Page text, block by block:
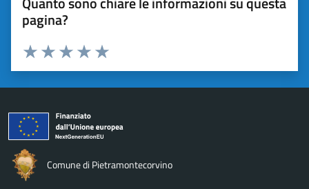
pagina?
Valuta da 1 a 5 stelle la pagina
Valuta 5 stelle su 5
Valuta 4 stelle su 5
Valuta 3 stelle su 5
Valuta 2 stelle su 5
Valuta 1 stelle su 5
Comune di Pietramontecorvino